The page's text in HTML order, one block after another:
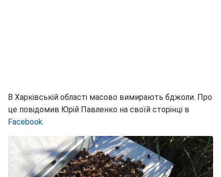
В Харківській області масово вимирають бджоли. Про
це повідомив Юрій Павленко на своїй сторінці в
Facebook.